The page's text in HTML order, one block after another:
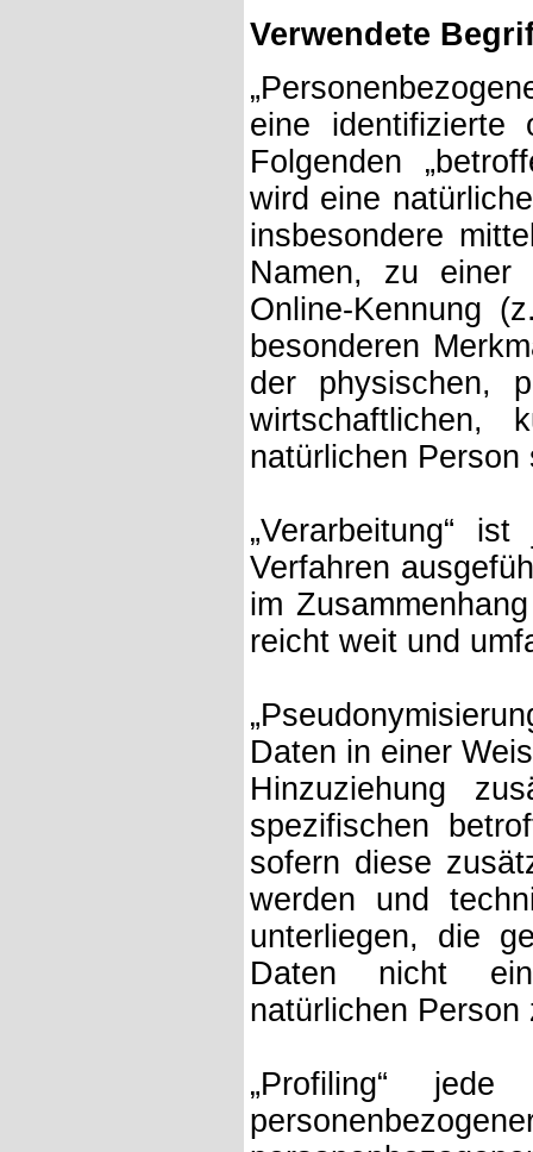
Verwendete
eine identifizierte
Folgenden
wird eine
insbesondere
Namen, zu einer
Online-Kennung
besonderen
der physischen,
wirtschaftlichen,
natürlichen Person
„Verarbeitung“
Verfahren
im
reicht weit und
Daten in einer
Hinzuziehung
spezifischen
sofern diese
werden und
unterliegen, die
Daten nicht
natürlichen
„Profiling“